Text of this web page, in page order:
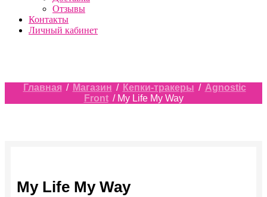
Отзывы
Контакты
Личный кабинет
Главная / Магазин / Кепки-тракеры / Agnostic
Front / My Life My Way
My Life My Way